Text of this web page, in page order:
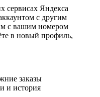
сервисах Яндекса
с другим
с вашим номером
в новый профиль,
заказы
и история